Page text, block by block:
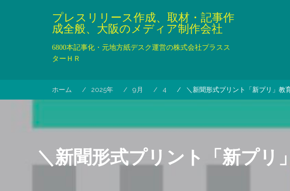
プレスリリース作成、取材・記事作
成全般、大阪のメディア制作会社
6800本記事化・元地方紙デスク運営の株式会社プラスス
ターＨＲ
ホーム 2025年 9月 4 ＼新聞形式プリント「新プリ」教
＼新聞形式プリント「新プリ